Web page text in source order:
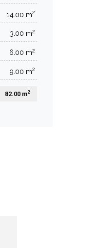
14.00 m2
3.00 m2
6.00 m2
9.00 m2
82.00 m2